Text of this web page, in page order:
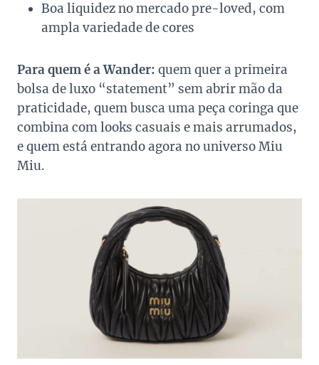
Boa liquidez no mercado pre-loved, com
ampla variedade de cores
Para quem é a Wander: quem quer a primeira
bolsa de luxo “statement” sem abrir mão da
praticidade, quem busca uma peça coringa que
combina com looks casuais e mais arrumados,
e quem está entrando agora no universo Miu
Miu.